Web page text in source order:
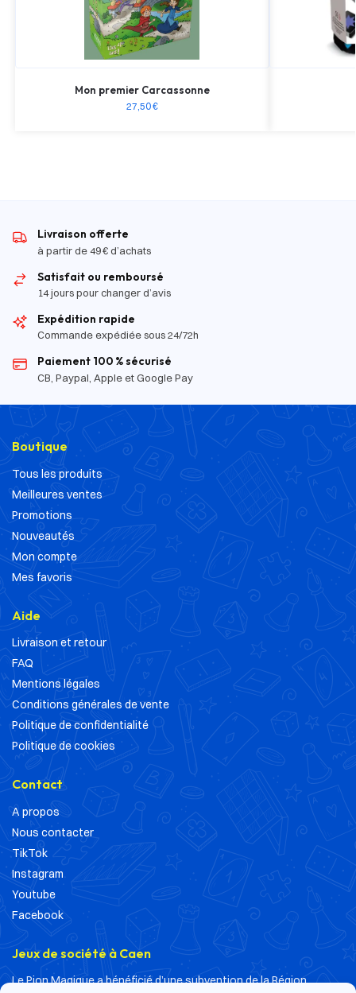
Mon premier Carcassonne
27,50€
Livraison offerte
à partir de 49 € d’achats
Satisfait ou remboursé
14 jours pour changer d’avis
Expédition rapide
Commande expédiée sous 24/72h
Paiement 100 % sécurisé
CB, Paypal, Apple et Google Pay
Boutique
Tous les produits
Meilleures ventes
Promotions
Nouveautés
Mon compte
Mes favoris
Aide
Livraison et retour
FAQ
Mentions légales
Conditions générales de vente
Politique de confidentialité
Politique de cookies
Contact
A propos
Nous contacter
TikTok
Instagram
Youtube
Facebook
Jeux de société à Caen
Le Pion Magique a bénéficié d’une subvention de la Région